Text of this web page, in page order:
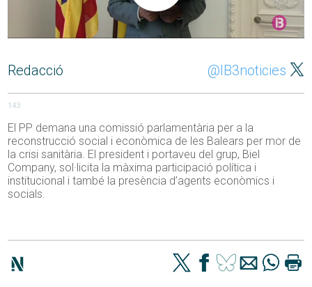
Redacció @IB3noticies
143
El PP demana una comissió parlamentària per a la
reconstrucció social i econòmica de les Balears per mor de
la crisi sanitària. El president i portaveu del grup, Biel
Company, sol·licita la màxima participació política i
institucional i també la presència d’agents econòmics i
socials.